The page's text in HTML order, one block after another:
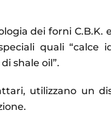
dei forni C.B.K.
quali “calce
shale oil”.
utilizzano un